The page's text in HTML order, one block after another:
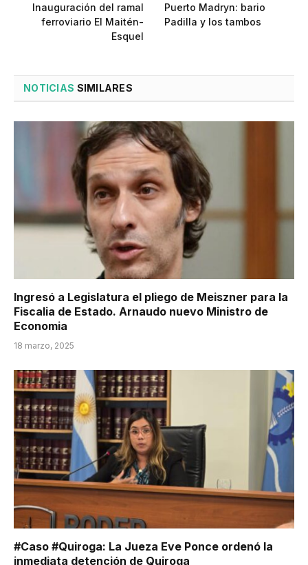
Inauguración del ramal
ferroviario El Maitén-
Esquel
Puerto Madryn: bario
Padilla y los tambos
NOTICIAS SIMILARES
Ingresó a Legislatura el pliego de Meiszner para la
Fiscalia de Estado. Arnaudo nuevo Ministro de
Economia
18 marzo, 2025
#Caso #Quiroga: La Jueza Eve Ponce ordenó la
inmediata detención de Quiroga